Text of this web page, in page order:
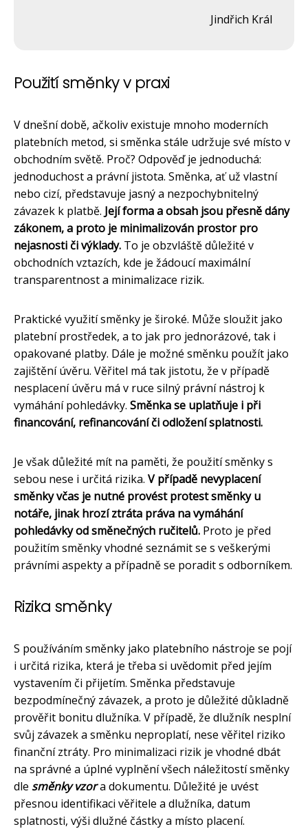
Jindřich Král
Použití směnky v praxi
V dnešní době, ačkoliv existuje mnoho moderních
platebních metod, si směnka stále udržuje své místo v
obchodním světě. Proč? Odpověď je jednoduchá:
jednoduchost a právní jistota. Směnka, ať už vlastní
nebo cizí, představuje jasný a nezpochybnitelný
závazek k platbě. Její forma a obsah jsou přesně dány
zákonem, a proto je minimalizován prostor pro
nejasnosti či výklady. To je obzvláště důležité v
obchodních vztazích, kde je žádoucí maximální
transparentnost a minimalizace rizik.
Praktické využití směnky je široké. Může sloužit jako
platební prostředek, a to jak pro jednorázové, tak i
opakované platby. Dále je možné směnku použít jako
zajištění úvěru. Věřitel má tak jistotu, že v případě
nesplacení úvěru má v ruce silný právní nástroj k
vymáhání pohledávky. Směnka se uplatňuje i při
financování, refinancování či odložení splatnosti.
Je však důležité mít na paměti, že použití směnky s
sebou nese i určitá rizika. V případě nevyplacení
směnky včas je nutné provést protest směnky u
notáře, jinak hrozí ztráta práva na vymáhání
pohledávky od směnečných ručitelů. Proto je před
použitím směnky vhodné seznámit se s veškerými
právními aspekty a případně se poradit s odborníkem.
Rizika směnky
S používáním směnky jako platebního nástroje se pojí
i určitá rizika, která je třeba si uvědomit před jejím
vystavením či přijetím. Směnka představuje
bezpodmínečný závazek, a proto je důležité důkladně
prověřit bonitu dlužníka. V případě, že dlužník nesplní
svůj závazek a směnku neproplatí, nese věřitel riziko
finanční ztráty. Pro minimalizaci rizik je vhodné dbát
na správné a úplné vyplnění všech náležitostí směnky
dle směnky vzora dokumentu. Důležité je uvést
přesnou identifikaci věřitele a dlužníka, datum
splatnosti, výši dlužné částky a místo placení.